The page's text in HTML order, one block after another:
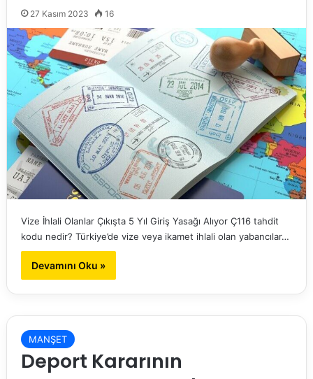
27 Kasım 2023 16
Vize İhlali Olanlar Çıkışta 5 Yıl Giriş Yasağı Alıyor Ç116 tahdit
kodu nedir? Türkiye’de vize veya ikamet ihlali olan yabancılar…
Devamını Oku »
MANŞET
Deport Kararının